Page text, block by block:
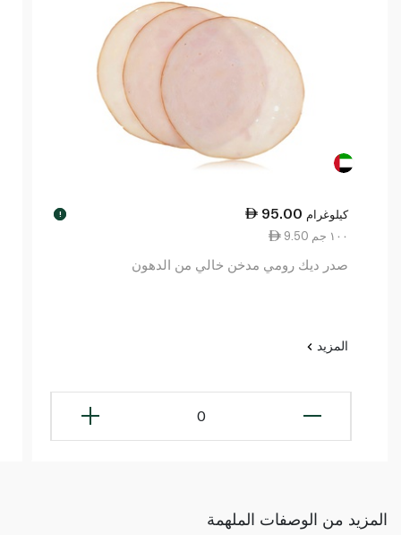
95.00 كيلوغرام !
9.50 ١٠٠ جم
صدر ديك رومي مدخن خالي من الدهون
المزيد
0
المزيد من الوصفات الملهمة